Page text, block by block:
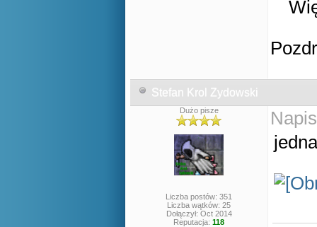
Stefan Krol Zydowski
Dużo pisze
Liczba postów: 351
Liczba wątków: 25
Dołączył: Oct 2014
Reputacja: 118